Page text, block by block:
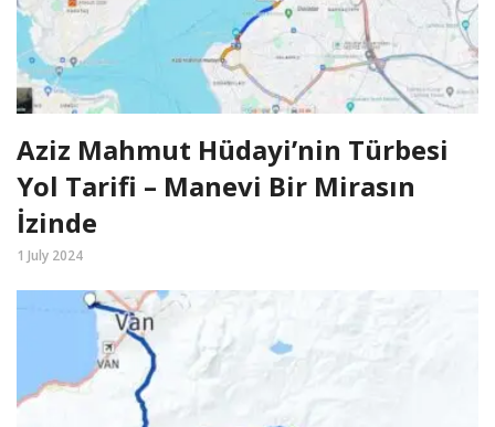
Aziz Mahmut Hüdayi’nin Türbesi
Yol Tarifi – Manevi Bir Mirasın
İzinde
1 July 2024